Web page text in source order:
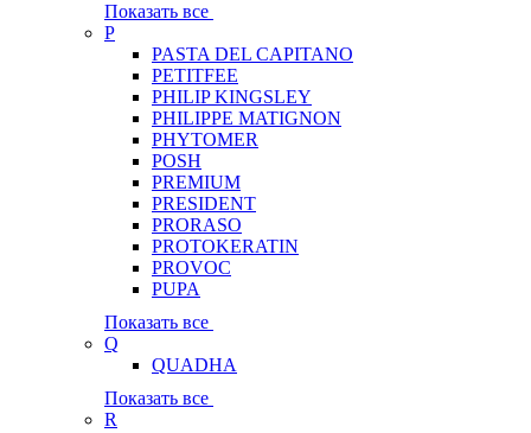
Показать все
P
PASTA DEL CAPITANO
PETITFEE
PHILIP KINGSLEY
PHILIPPE MATIGNON
PHYTOMER
POSH
PREMIUM
PRESIDENT
PRORASO
PROTOKERATIN
PROVOC
PUPA
Показать все
Q
QUADHA
Показать все
R